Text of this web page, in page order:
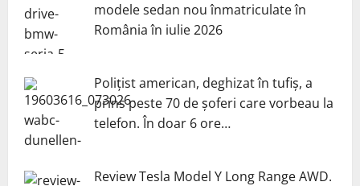
modele sedan nou înmatriculate în
România în iulie 2026
Polițist american, deghizat în tufiș, a
prins peste 70 de șoferi care vorbeau la
telefon. În doar 6 ore…
Review Tesla Model Y Long Range AWD.